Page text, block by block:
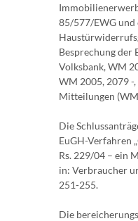
85/577/EWG und
Besprechung der
Volksbank, WM
WM 2005, 2079
Mitteilungen
Die
EuGH-Verfahren
Rs. 229/04 – ein
in: Verbraucher
251-255.
Die